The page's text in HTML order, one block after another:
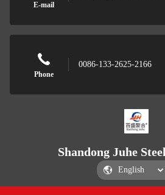
E-mail
Phone
0086-133-2625-2166
Shandong Juhe